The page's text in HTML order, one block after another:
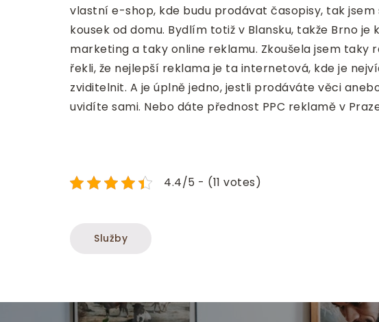
vlastní e-shop, kde budu prodávat časopisy, tak
kousek od domu. Bydlím totiž v Blansku, takže Brno
marketing a taky online reklamu. Zkoušela jsem
řekli, že nejlepší reklama je ta internetová, kde je
zviditelnit. A je úplně jedno, jestli prodáváte věci
uvidíte sami. Nebo dáte přednost PPC reklamě v
4.4/5 - (11 votes)
Služby